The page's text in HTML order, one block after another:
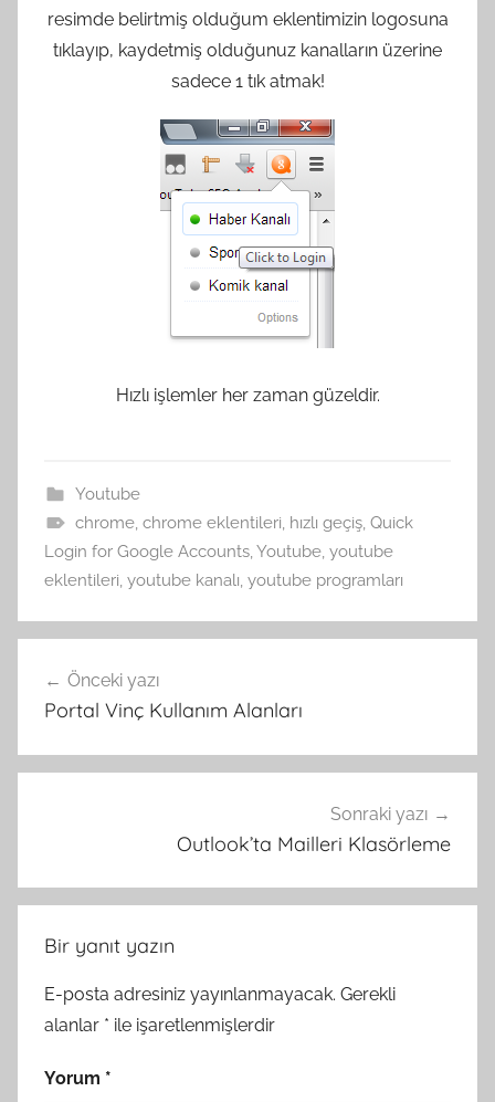
resimde belirtmiş olduğum eklentimizin logosuna
tıklayıp, kaydetmiş olduğunuz kanalların üzerine
sadece 1 tık atmak!
Hızlı işlemler her zaman güzeldir.
Youtube
chrome, chrome eklentileri, hızlı geçiş, Quick
Login for Google Accounts,Youtube, youtube
eklentileri, youtube kanalı, youtube programları
gezinmesi
Önceki yazı
Portal Vinç Kullanım Alanları
Sonraki yazı
Outlook’ta Mailleri Klasörleme
Bir yanıt yazın
E-posta adresiniz yayınlanmayacak. Gerekli
alanlar * ile işaretlenmişlerdir
Yorum *